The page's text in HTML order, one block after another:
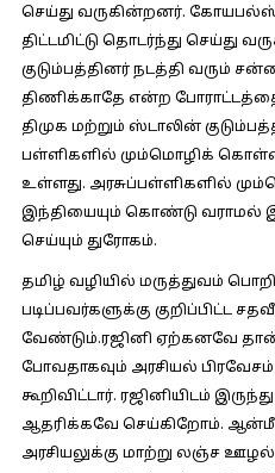
செய்து வருகின்றனர். கோயபல்ஸ்
திட்டமிட்டு தொடர்ந்து செய்து
குடும்பத்தினர் நடத்தி வரும்
திணிக்காதே என்ற
திமுக மற்றும் ஸ்டாலின்
பள்ளிகளில் மும்மொழிக்
உள்ளது. அரசுப்பள்ளிகளில்
இந்தியையும் கொண்டு வராமல்
செய்யும் துரோகம்.
தமிழ் வழியில் மருத்துவம்
படிப்பவர்களுக்கு குறிப்பிட்ட
வேண்டும்.ரஜினி ஏற்கனவே
போவதாகவும் அரசியல் பிரவேசம்
கூறிவிட்டார். ரஜினியிடம்
ஆதரிக்கவே செய்கிறோம்.
அரசியலுக்கு மாற்று லஞ்ச ஊழல்